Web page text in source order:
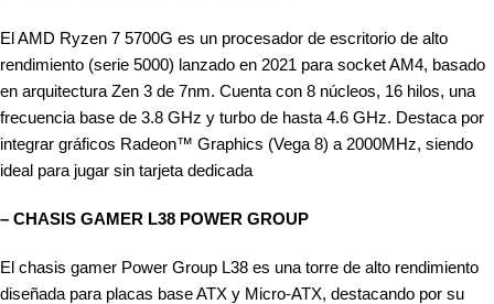
El AMD Ryzen 7 5700G es un procesador de escritorio de alto
rendimiento (serie 5000) lanzado en 2021 para socket AM4, basado
en arquitectura Zen 3 de 7nm. Cuenta con 8 núcleos, 16 hilos, una
frecuencia base de 3.8 GHz y turbo de hasta 4.6 GHz. Destaca por
integrar gráficos Radeon™ Graphics (Vega 8) a 2000MHz, siendo
ideal para jugar sin tarjeta dedicada
– CHASIS GAMER L38 POWER GROUP
El chasis gamer Power Group L38 es una torre de alto rendimiento
diseñada para placas base ATX y Micro-ATX, destacando por su